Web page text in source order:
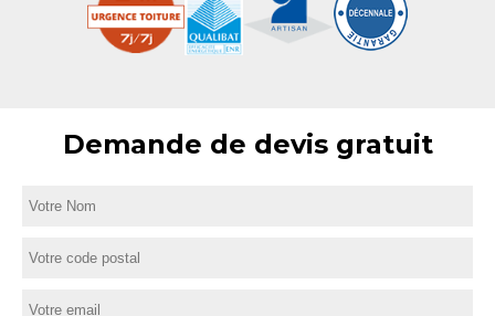
Demande de devis gratuit